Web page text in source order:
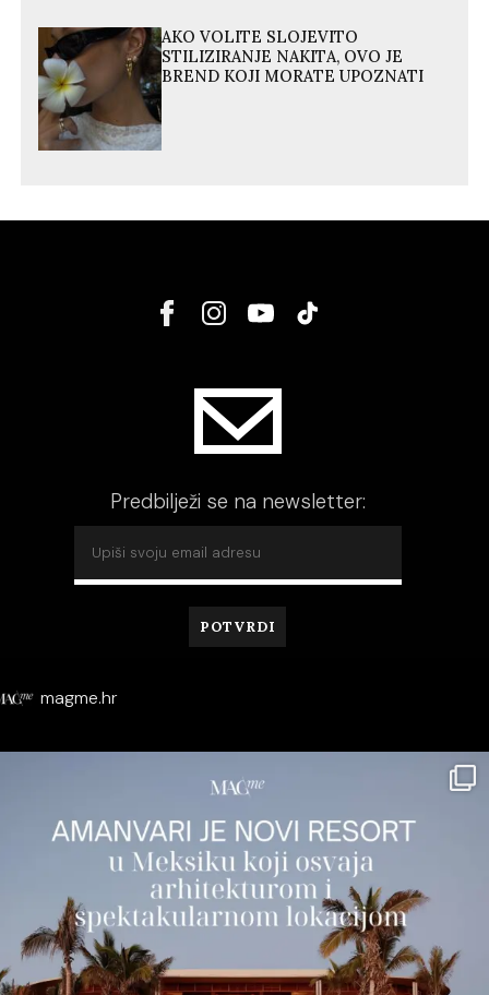
AKO VOLITE SLOJEVITO
STILIZIRANJE NAKITA, OVO JE
BREND KOJI MORATE UPOZNATI
Predbilježi se na newsletter:
magme.hr